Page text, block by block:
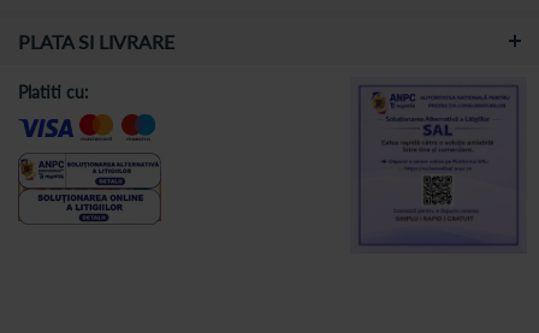
PLATA SI LIVRARE
Platiti cu: